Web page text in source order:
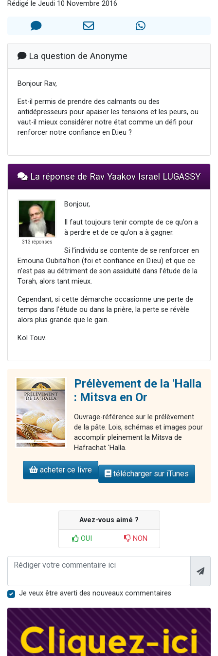
30 personnes viennent de faire un don pour Sauvez la jambe de Yohan
12 nouvelles musiques dans Torah-Box Music
29 personnes viennent de demander une bénédiction
Rédigé le Jeudi 10 Novembre 2016
La question de Anonyme
Bonjour Rav,
Est-il permis de prendre des calmants ou des
antidépresseurs pour apaiser les tensions et les peurs, ou
vaut-il mieux considérer notre état comme un défi pour
renforcer notre confiance en D.ieu ?
La réponse de Rav Yaakov Israel LUGASSY
313 réponses
Bonjour,
Il faut toujours tenir compte de ce qu’on a
à perdre et de ce qu’on a à gagner.
Si l’individu se contente de se renforcer en
Emouna Oubita’hon (foi et confiance en D.ieu) et que ce
n’est pas au détriment de son assiduité dans l’étude de la
Torah, alors tant mieux.
Cependant, si cette démarche occasionne une perte de
temps dans l’étude ou dans la prière, la perte se révèle
alors plus grande que le gain.
Kol Touv.
Prélèvement de la 'Halla
: Mitsva en Or
Ouvrage-référence sur le prélèvement
de la pâte. Lois, schémas et images pour
accomplir pleinement la Mitsva de
Hafrachat 'Halla.
acheter ce livre télécharger sur iTunes
Avez-vous aimé ?
OUI NON
Je veux être averti des nouveaux commentaires